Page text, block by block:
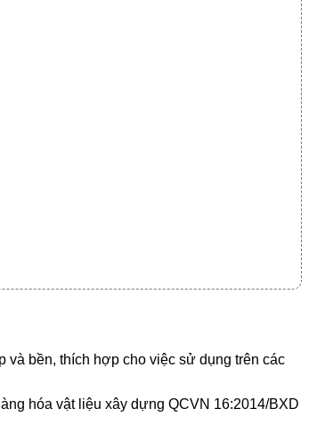
bền, thích hợp cho việc sử dụng trên các
hóa vật liệu xây dựng QCVN 16:2014/BXD